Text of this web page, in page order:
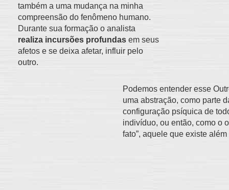
também a uma mudança na minha
compreensão do fenômeno humano.
Durante sua formação o analista
realiza incursões profundasem seus
afetos e se deixa afetar, influir pelo
outro.
Podemos entender esse
uma abstração, como parte
configuração psíquica de
indivíduo, ou então, como o
fato”, aquele que existe além